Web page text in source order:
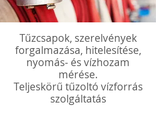
Tűzcsapok, szerelvények
forgalmazása, hitelesítése,
nyomás- és vízhozam
mérése.
Teljeskörű tűzoltó vízforrás
szolgáltatás